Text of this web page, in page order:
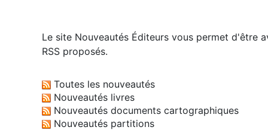
Le site Nouveautés Éditeurs vous permet d'être
RSS proposés.
Toutes les nouveautés
Nouveautés livres
Nouveautés documents cartographiques
Nouveautés partitions